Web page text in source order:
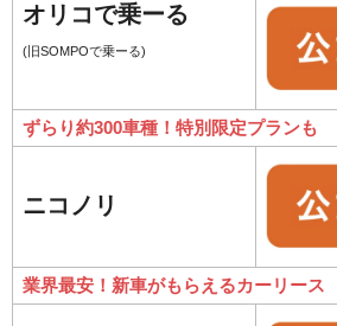
オリコで乗ーる
(旧SOMPOで乗ーる)
ずらり約300車種！特別限定プランも
ニコノリ
業界最安！新車がもらえるカーリース